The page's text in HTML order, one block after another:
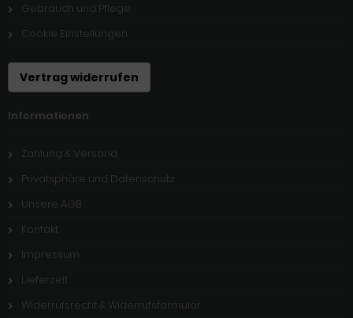
Gebrauch und Pflege
Cookie Einstellungen
Vertrag widerrufen
Informationen
Zahlung & Versand
Privatsphäre und Datenschutz
Unsere AGB
Kontakt
Impressum
Lieferzeit
Widerrufsrecht & Widerrufsformular